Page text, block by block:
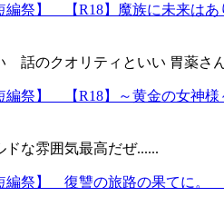
編祭】 【R18】魔族に未来は
話のクオリティといい 胃薬さ
編祭】 【R18】～黄金の女神
ドな雰囲気最高だぜ......
編祭】 復讐の旅路の果てに。